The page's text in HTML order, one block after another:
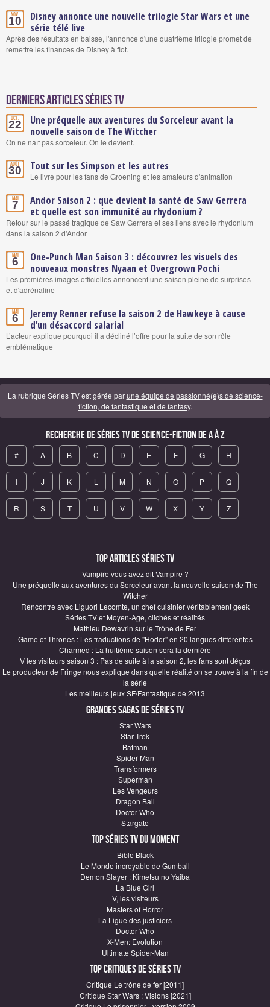
Nov.
10
Disney annonce une nouvelle trilogie Star Wars et une
série télé live
Après des résultats en baisse, l'annonce d'une quatrième trilogie promet de
remettre les finances de Disney à flot.
Derniers articles Séries TV
Oct.
22
Une préquelle aux aventures du Sorceleur avant la
nouvelle saison de The Witcher
On ne naît pas sorceleur. On le devient.
Août
30 Tout sur les Simpson et les autres
Le livre pour les fans de Groening et les amateurs d'animation
Mai
7
Andor Saison 2 : que devient la santé de Saw Gerrera
et quelle est son immunité au rhydonium ?
Retour sur le passé tragique de Saw Gerrera et ses liens avec le rhydonium
dans la saison 2 d'Andor
Mai
6
One-Punch Man Saison 3 : découvrez les visuels des
nouveaux monstres Nyaan et Overgrown Pochi
Les premières images officielles annoncent une saison pleine de surprises
et d'adrénaline
Mai
6
Jeremy Renner refuse la saison 2 de Hawkeye à cause
d’un désaccord salarial
L’acteur explique pourquoi il a décliné l’offre pour la suite de son rôle
emblématique
La rubrique Séries TV est gérée parune équipe de passionné(e)s de science-
fiction, de fantastique et de fantasy.
Recherche de Séries TV de science-fiction de A à Z
# A B C D E F G H
I J K L M N O P Q
R S T U V W X Y Z
Top articles Séries TV
Vampire vous avez dit Vampire ?
Une préquelle aux aventures du Sorceleur avant la nouvelle saison de The
Witcher
Rencontre avec Liguori Lecomte, un chef cuisinier véritablement geek
Séries TV et Moyen-Age, clichés et réalités
Mathieu Dewavrin sur le Trône de Fer
Game of Thrones : Les traductions de "Hodor" en 20 langues différentes
Charmed : La huitième saison sera la dernière
V les visiteurs saison 3 : Pas de suite à la saison 2, les fans sont déçus
Le producteur de Fringe nous explique dans quelle réalité on se trouve à la fin de
la série
Les meilleurs jeux SF/Fantastique de 2013
Grandes sagas de Séries TV
Star Wars
Star Trek
Batman
Spider-Man
Transformers
Superman
Les Vengeurs
Dragon Ball
Doctor Who
Stargate
Top Séries TV du moment
Bible Black
Le Monde incroyable de Gumball
Demon Slayer : Kimetsu no Yaiba
La Blue Girl
V, les visiteurs
Masters of Horror
La Ligue des justiciers
Doctor Who
X-Men: Evolution
Ultimate Spider-Man
Top critiques de Séries TV
Critique Le trône de fer [2011]
Critique Star Wars : Visions [2021]